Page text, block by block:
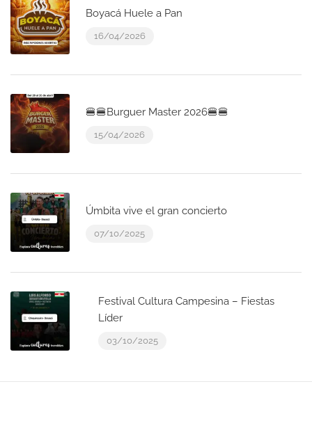
Boyacá Huele a Pan
16/04/2026
🍔🍔Burguer Master 2026🍔🍔
15/04/2026
Úmbita vive el gran concierto
07/10/2025
Festival Cultura Campesina – Fiestas
Líder
03/10/2025